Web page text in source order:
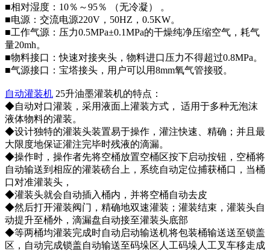
■相对湿度：10％～95％ （无冷凝） 。
■电源：交流电源220V，50HZ，0.5KW。
■工作气源：压力0.5MPa±0.1MPa的干燥纯净压缩空气，耗气
量20mh。
■物料接口：快速对接夹头，物料进口压力不得超过0.8MPa。
■气源接口：宝塔接头，用户可以用8mm氧气管接驳。
自动灌装机 25升油墨灌装机的特点：
◆自动对口灌装，采用液面上灌装方式， 适用于多种无泡沫
液体物料的灌装。
◆设计独特的灌装头装置易于操作，灌注快速、精确；并且最
大限度地保证灌注完毕时残液的滴漏。
◆操作时，操作者先将空桶放置空桶区按下启动按钮，空桶将
自动输送到相应的灌装磅台上，系统自动定位捕获桶口，当桶
口对准灌装头，
◆灌装头就会自动插入桶内，并将空桶自动去皮
◆然后打开灌装阀门，精确地双速灌装；灌装结束，灌装头自
动提升至桶外，滴漏盘自动接至灌装头底部
◆等两桶均灌装完成时自动启动输送机将包装桶输送送至锁盖
区，自动完成锁盖自动输送至码垛区人工码垛人工叉车移走成